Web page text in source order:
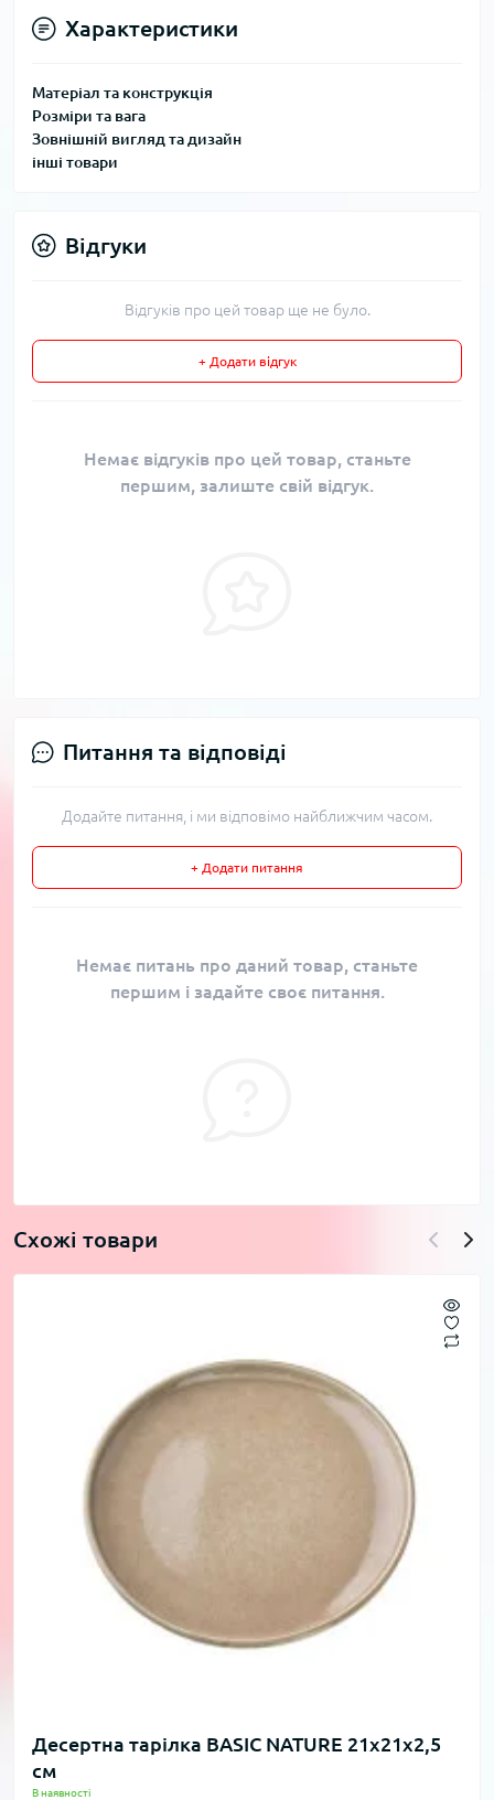
Характеристики
Матеріал та конструкція
Розміри та вага
Зовнішній вигляд та дизайн
інші товари
Відгуки
Відгуків про цей товар ще не було.
+ Додати відгук
Немає відгуків про цей товар, станьте
першим, залиште свій відгук.
Питання та відповіді
Додайте питання, і ми відповімо найближчим часом.
+ Додати питання
Немає питань про даний товар, станьте
першим і задайте своє питання.
Схожі товари
Десертна тарілка BASIC NATURE 21x21x2,5
см
В наявності